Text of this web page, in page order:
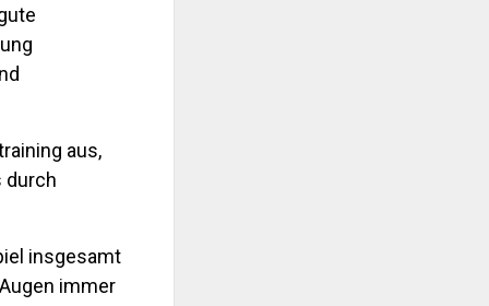
aus,
durch
insgesamt
immer